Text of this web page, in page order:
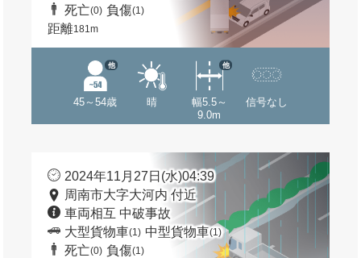
死亡(0) 負傷(1)
距離181m
45～54歳
他
晴
幅5.5～
9.0m
他
信号なし
2024年11月27日(水)04:39
周南市大字大河内 付近
車両相互 中破事故
大型貨物車(1) 中型貨物車(1)
死亡(0) 負傷(1)